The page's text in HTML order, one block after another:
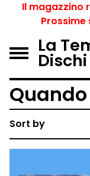
Il magazzino
La
Dischi
Sort by